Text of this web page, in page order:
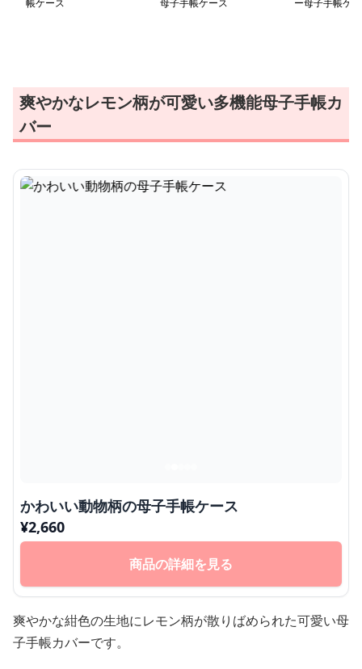
帳ケース
母子手帳ケース
ー母子手帳ケ
爽やかなレモン柄が可愛い多機能母子手帳カ
バー
かわいい動物柄の母子手帳ケース
¥2,660
商品の詳細を見る
爽やかな紺色の生地にレモン柄が散りばめられた可愛い母
子手帳カバーです。